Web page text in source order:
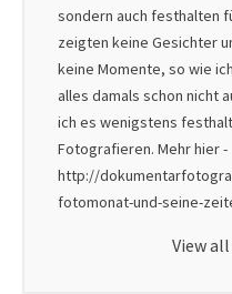
sondern auch festhalten
zeigten keine Gesichter
keine Momente, so wie
alles damals schon nicht
ich es wenigstens
Fotografieren. Mehr hier -
http://
fotomonat-und-seine-
View